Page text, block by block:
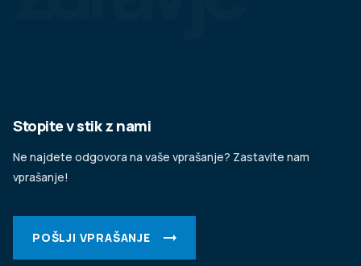
Stopite v stik z nami
Ne najdete odgovora na vaše vprašanje? Zastavite nam
vprašanje!
POŠLJI VPRAŠANJE